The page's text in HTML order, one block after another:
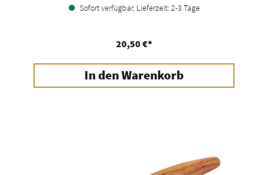
Sofort verfügbar, Lieferzeit: 2-3 Tage
20,50 €*
In den Warenkorb